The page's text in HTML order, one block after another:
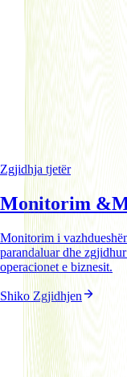
Zgjidhja tjetër
Monitorim &
Monitorim i
parandaluar dhe
operacionet e biznesit.
Shiko Zgjidhjen